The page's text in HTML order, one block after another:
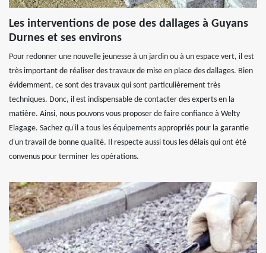
Les interventions de pose des dallages à Guyans
Durnes et ses environs
Pour redonner une nouvelle jeunesse à un jardin ou à un espace vert, il est
très important de réaliser des travaux de mise en place des dallages. Bien
évidemment, ce sont des travaux qui sont particulièrement très
techniques. Donc, il est indispensable de contacter des experts en la
matière. Ainsi, nous pouvons vous proposer de faire confiance à Welty
Elagage. Sachez qu'il a tous les équipements appropriés pour la garantie
d'un travail de bonne qualité. Il respecte aussi tous les délais qui ont été
convenus pour terminer les opérations.